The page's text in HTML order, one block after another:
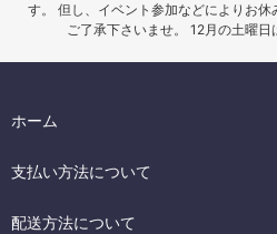
す。 但し、イベント参加などによりお休
ご了承下さいませ。 12月の土曜日
ホーム
支払い方法について
配送方法について